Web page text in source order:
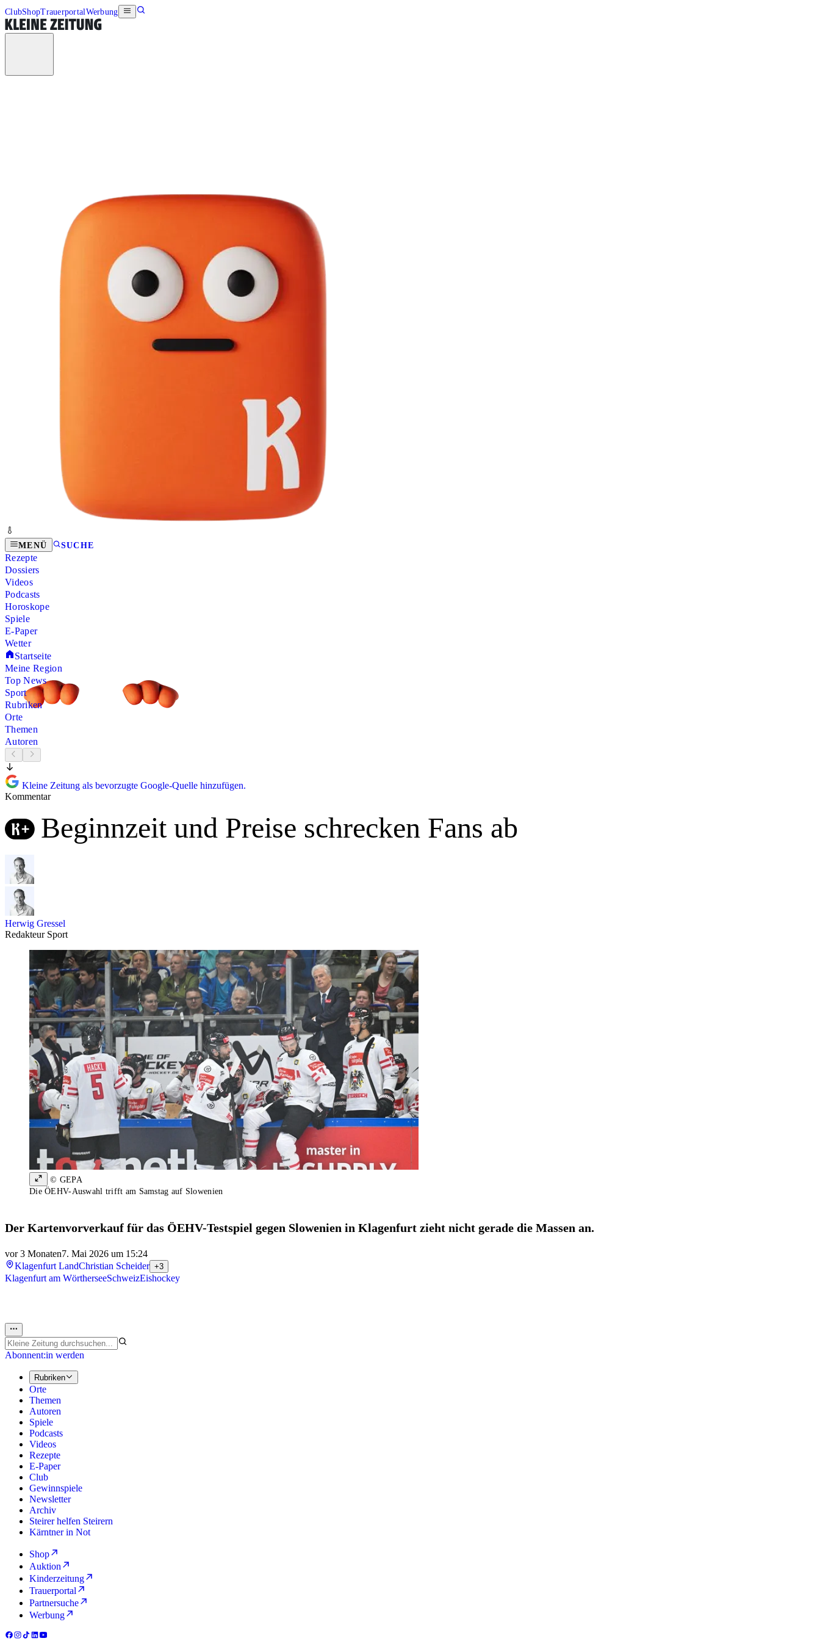
ClubShopTrauerportalWerbung
MENÜ SUCHE
Rezepte
Dossiers
Videos
Podcasts
Horoskope
Spiele
E-Paper
Wetter
Startseite
Meine Region
Top News
Sport
Rubriken
Orte
Themen
Autoren
Kleine Zeitung als bevorzugte Google-Quelle hinzufügen.
Kommentar
Beginnzeit und Preise schrecken Fans ab
Herwig Gressel
Redakteur Sport
© GEPA
Die ÖEHV-Auswahl trifft am Samstag auf Slowenien
Der Kartenvorverkauf für das ÖEHV-Testspiel gegen Slowenien in Klagenfurt zieht nicht gerade die Massen an.
vor 3 Monaten7. Mai 2026 um 15:24
Klagenfurt LandChristian Scheider +3
Klagenfurt am WörtherseeSchweizEishockey
Abonnent:in werden
Rubriken
Orte
Themen
Autoren
Spiele
Podcasts
Videos
Rezepte
E-Paper
Club
Gewinnspiele
Newsletter
Archiv
Steirer helfen Steirern
Kärntner in Not
Shop
Auktion
Kinderzeitung
Trauerportal
Partnersuche
Werbung